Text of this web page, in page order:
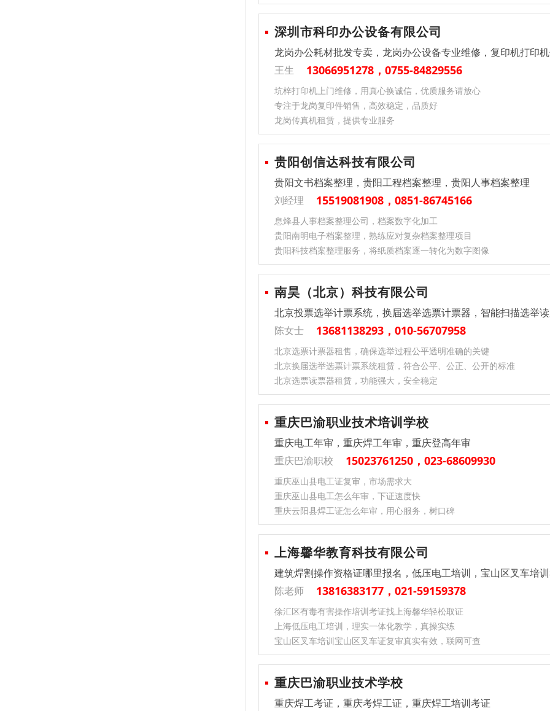
深圳市科印办公设备有限公司
龙岗办公耗材批发专卖，龙岗办公设备专业维修，复印机打印
王生
13066951278，0755-84829556
坑梓打印机上门维修，用真心换诚信，优质服务请放心
专注于龙岗复印件销售，高效稳定，品质好
龙岗传真机租赁，提供专业服务
贵阳创信达科技有限公司
贵阳文书档案整理，贵阳工程档案整理，贵阳人事档案整理
刘经理
15519081908，0851-86745166
息烽县人事档案整理公司，档案数字化加工
贵阳南明电子档案整理，熟练应对复杂档案整理项目
贵阳科技档案整理服务，将纸质档案逐一转化为数字图像
南昊（北京）科技有限公司
北京投票选举计票系统，换届选举选票计票器，智能扫描选举
陈女士
13681138293，010-56707958
北京选票计票器租售，确保选举过程公平透明准确的关键
北京换届选举选票计票系统租赁，符合公平、公正、公开的标准
北京选票读票器租赁，功能强大，安全稳定
重庆巴渝职业技术培训学校
重庆电工年审，重庆焊工年审，重庆登高年审
重庆巴渝职校
15023761250，023-68609930
重庆巫山县电工证复审，市场需求大
重庆巫山县电工怎么年审，下证速度快
重庆云阳县焊工证怎么年审，用心服务，树口碑
上海馨华教育科技有限公司
建筑焊割操作资格证哪里报名，低压电工培训，宝山区叉车培
陈老师
13816383177，021-59159378
徐汇区有毒有害操作培训考证找上海馨华轻松取证
上海低压电工培训，理实一体化教学，真操实练
宝山区叉车培训宝山区叉车证复审真实有效，联网可查
重庆巴渝职业技术学校
重庆焊工考证，重庆考焊工证，重庆焊工培训考证